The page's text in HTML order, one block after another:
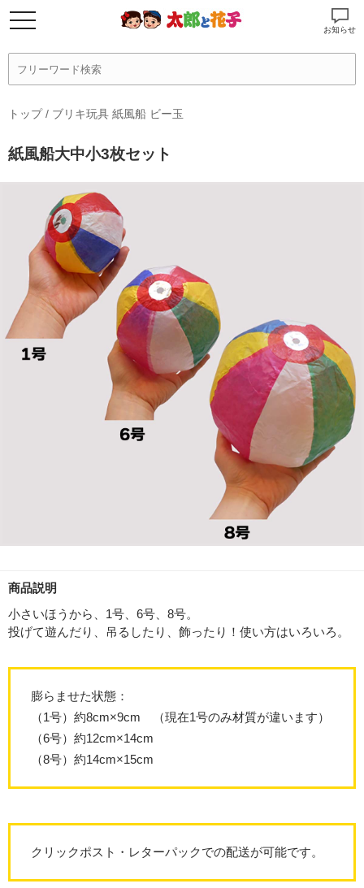
お知らせ
トップ/ ブリキ玩具 紙風船 ビー玉
紙風船大中小3枚セット
商品説明
小さいほうから、1号、6号、8号。
投げて遊んだり、吊るしたり、飾ったり！使い方はいろいろ。
膨らませた状態：
（1号）約8cm×9cm （現在1号のみ材質が違います）
（6号）約12cm×14cm
（8号）約14cm×15cm
クリックポスト・レターパックでの配送が可能です。